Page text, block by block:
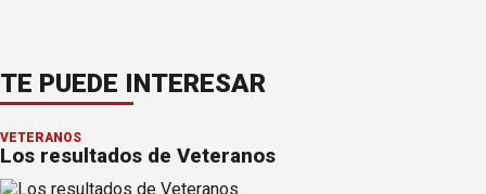
TE PUEDE INTERESAR
VETERANOS
Los resultados de Veteranos